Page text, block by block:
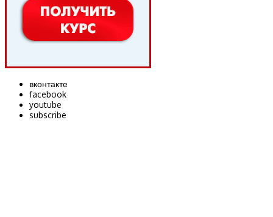
вконтакте
facebook
youtube
subscribe